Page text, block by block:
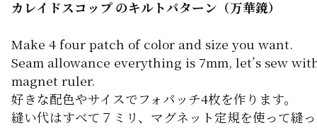
カレイドスコップ のキルトパターン（万華鏡）
Make 4 four patch of color and size you want.
Seam allowance everything is 7mm, let’s sew
magnet ruler.
好きな配色やサイスでフォパッチ4枚を作ります。
縫い代はすべて７ミリ、マグネット定規を使って縫